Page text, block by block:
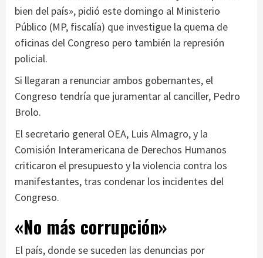
bien del país», pidió este domingo al Ministerio
Público (MP, fiscalía) que investigue la quema de
oficinas del Congreso pero también la represión
policial.
Si llegaran a renunciar ambos gobernantes, el
Congreso tendría que juramentar al canciller, Pedro
Brolo.
El secretario general OEA, Luis Almagro, y la
Comisión Interamericana de Derechos Humanos
criticaron el presupuesto y la violencia contra los
manifestantes, tras condenar los incidentes del
Congreso.
«No más corrupción»
El país, donde se suceden las denuncias por